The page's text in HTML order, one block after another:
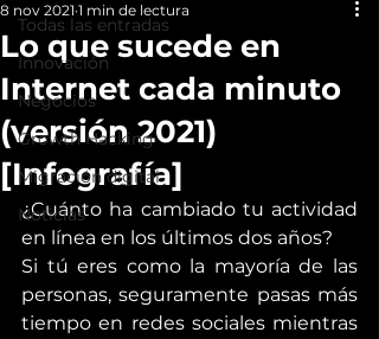
Todas las entradas
Innovación
Negocios
Growth Hacking
Migración digital
Noticias
Lo que sucede en
Internet cada minuto
(versión 2021)
[Infografía]
8 nov 2021 1 min de lectura
¿Cuánto ha cambiado tu actividad
en línea en los últimos dos años?
Si tú eres como la mayoría de las
personas, seguramente pasas más
tiempo en redes sociales mientras